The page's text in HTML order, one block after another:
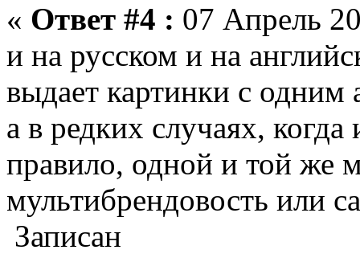
« Ответ #4 : 07 Апрель
и на русском и на
выдает картинки с одним
а в редких случаях,
правило, одной и той же
мультибрендовость или
Записан